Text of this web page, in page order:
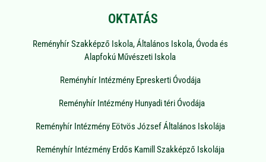
OKTATÁS
Reményhír Szakképző Iskola, Általános Iskola, Óvoda és
Alapfokú Művészeti Iskola
Reményhír Intézmény Epreskerti Óvodája
Reményhír Intézmény Hunyadi téri Óvodája
Reményhír Intézmény Eötvös József Általános Iskolája
Reményhír Intézmény Erdős Kamill Szakképző Iskolája